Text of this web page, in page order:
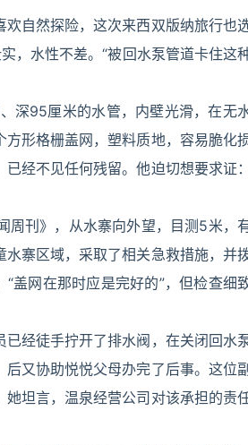
自然探险，这次来西双版纳旅行也
，水性不差。“被回水泵管道卡住这
深95厘米的水管，内壁光滑，在无
形格栅盖网，塑料质地，容易脆化
经不见任何残留。他迫切想要求证：
周刊》，从水寨向外望，目测5米，
寨区域，采取了相关急救措施，并
盖网在那时应是完好的”，但检查细
经徒手拧开了排水阀，在关闭回水
又协助悦悦父母办完了后事。这位副
坦言，温泉经营公司对该承担的责